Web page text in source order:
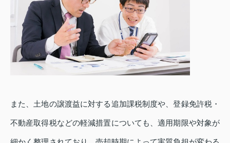
また、土地の譲渡益に対する追加課税制度や、登録免許税・
不動産取得税などの軽減措置についても、適用期限や対象が